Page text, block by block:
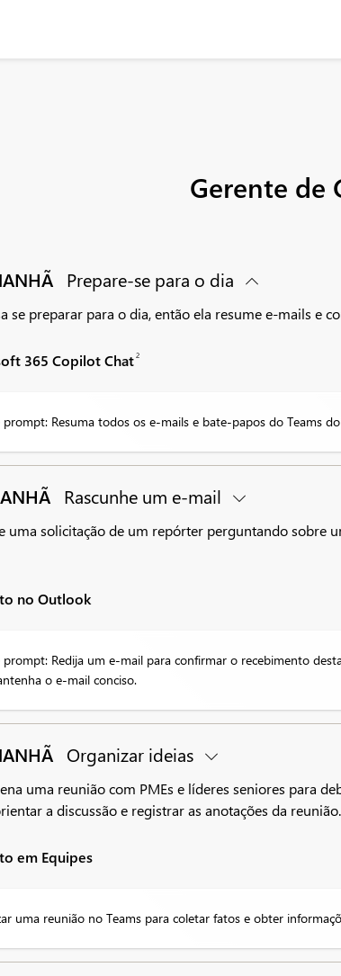
Gerente de
Prepare-se para o dia
se preparar para o dia, então ela resume e-mails e
365 Copilot Chat2
prompt: Resuma todos os e-mails e bate-papos do Teams
Rascunhe um e-mail
uma solicitação de um repórter perguntando sobre
no Outlook
prompt: Redija um e-mail para confirmar o recebimento
o e-mail conciso.
Organizar ideias
uma reunião com PMEs e líderes seniores para
a discussão e registrar as anotações da reunião.
em Equipes
uma reunião no Teams para coletar fatos e obter